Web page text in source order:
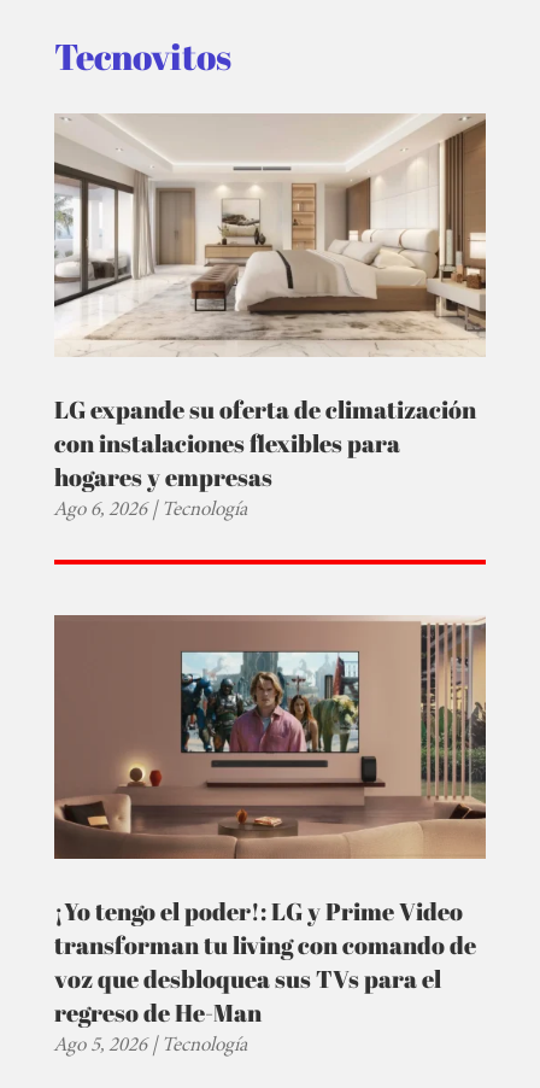
Tecnovitos
LG expande su oferta de climatización
con instalaciones flexibles para
hogares y empresas
Ago 6, 2026|Tecnología
¡Yo tengo el poder!: LG y Prime Video
transforman tu living con comando de
voz que desbloquea sus TVs para el
regreso de He-Man
Ago 5, 2026|Tecnología